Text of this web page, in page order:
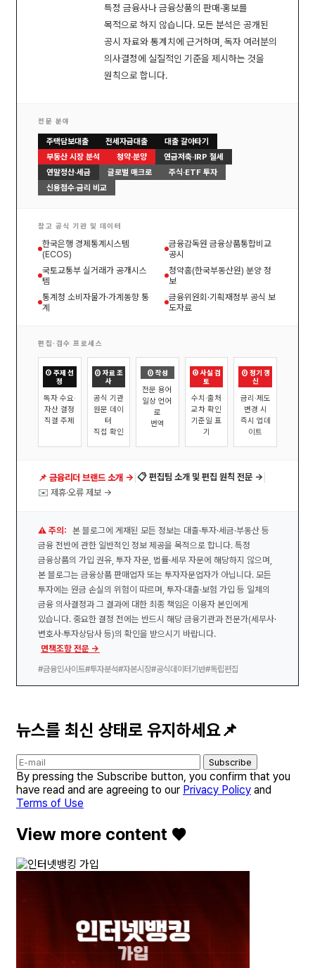
특정 금융사나 금융상품의 판매·홍보를
목적으로 하지 않습니다. 모든 분석은 공개된
공시 자료와 통계치에 근거하며, 독자 여러분의
의사결정에 실질적인 기준을 제시하는 것을
원칙으로 합니다.
전문 분야
주택담보대출 전세자금대출
대출 갈아타기
부동산 시장 분석
청약·분양
연금저축·IRP 절세
연말정산·세금
글로벌 매크로
주식·ETF 투자
신용점수·금리 비교
참고 공식 기관 및 데이터
한국은행 경제통계시스템
(ECOS)
금융감독원 금융상품통합비교
공시
국토교통부 실거래가 공개시스
템
청약홈(한국부동산원) 분양 정
보
통계청 소비자물가·가계동향 통
계
금융위원회·기획재정부 공식 보
도자료
편집·검수 프로세스
① 주제 선
정
독자 수요·
자산 결정
직결 주제
② 자료 조
사
공식 기관
원문 데이
터
직접 확인
③ 작성
전문 용어
일상 언어
로
번역
④ 사실 검
토
수치·출처
교차 확인
기준일 표
기
⑤ 정기 갱
신
금리·제도
변경 시
즉시 업데
이트
📌 금융리더 브랜드 소개 → 📋 편집팀 소개 및 편집 원칙 전문 →
✉️ 제휴·오류 제보 →
⚠️ 주의: 본 블로그에 게재된 모든 정보는 대출·투자·세금·부동산 등
금융 전반에 관한 일반적인 정보 제공을 목적으로 합니다. 특정
금융상품의 가입 권유, 투자 자문, 법률·세무 자문에 해당하지 않으며,
본 블로그는 금융상품 판매업자 또는 투자자문업자가 아닙니다. 모든
투자에는 원금 손실의 위험이 따르며, 투자·대출·보험 가입 등 일체의
금융 의사결정과 그 결과에 대한 최종 책임은 이용자 본인에게
있습니다. 중요한 결정 전에는 반드시 해당 금융기관과 전문가(세무사·
변호사·투자상담사 등)의 확인을 받으시기 바랍니다.
면책조항 전문 →
#금융인사이트#투자분석#자본시장#공식데이터기반#독립편집
뉴스를 최신 상태로 유지하세요📌
Subscribe
By pressing the Subscribe button, you confirm that you
have read and are agreeing to our Privacy Policy and
Terms of Use
View more content ♥️